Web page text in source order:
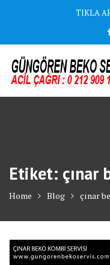
TIKLA
Etiket: çınar
Home Blog çınar